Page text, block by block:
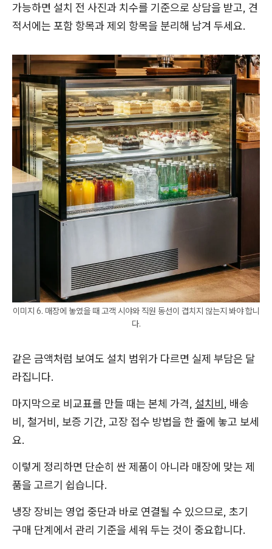
가능하면 설치 전 사진과 치수를 기준으로 상담을 받고, 견
적서에는 포함 항목과 제외 항목을 분리해 남겨 두세요.
이미지 6. 매장에 놓였을 때 고객 시야와 직원 동선이 겹치지 않는지 봐야 합니
다.
같은 금액처럼 보여도 설치 범위가 다르면 실제 부담은 달
라집니다.
마지막으로 비교표를 만들 때는 본체 가격, 설치비, 배송
비, 철거비, 보증 기간, 고장 접수 방법을 한 줄에 놓고 보세
요.
이렇게 정리하면 단순히 싼 제품이 아니라 매장에 맞는 제
품을 고르기 쉽습니다.
냉장 장비는 영업 중단과 바로 연결될 수 있으므로, 초기
구매 단계에서 관리 기준을 세워 두는 것이 중요합니다.